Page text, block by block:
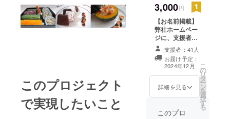
このプロジェクト
で実現したいこと
3,000円
【お名前掲載】
弊社ホームペー
ジに、支援者様
のお名前（ニッ
クネーム）を掲
載します。 ・掲
載期間：2024年
12月下旬〜ホー
ムページが存続
す） ・掲載方
支援者：41人
お届け予定：
2024年12月
詳細を見る
こ
の
リ
タ
ー
ン
を
選
択
す
る
このプロ